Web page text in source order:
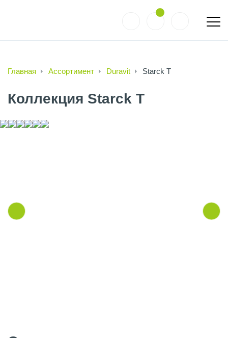
Главная Ассортимент Duravit Starck T
Коллекция Starck T